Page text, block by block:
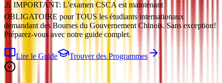
⚠️ IMPORTANT: L'examen CSCA est maintenant
OBLIGATOIRE pour TOUS les étudiants internationaux
demandant des Bourses du Gouvernement Chinois. Sans exception!
Préparez-vous avec notre guide complet.
Lire le Guide Trouver des Programmes